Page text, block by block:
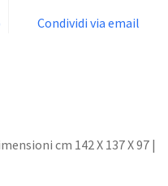
Condividi via email
cm 142 X 137 X 97 |